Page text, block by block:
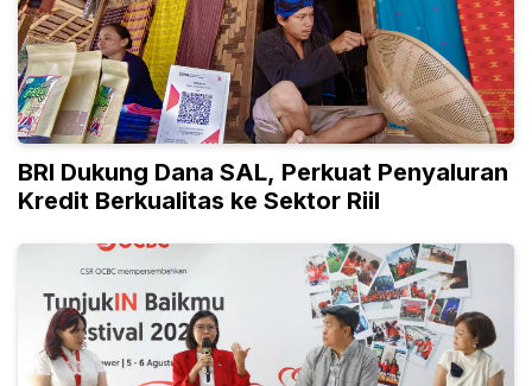
BRI Dukung Dana SAL, Perkuat Penyaluran
Kredit Berkualitas ke Sektor Riil